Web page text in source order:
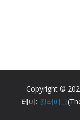
Copyright ©
테마: 컬러매그